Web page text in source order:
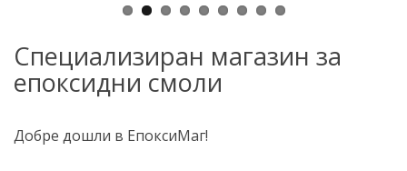
Специализиран магазин за
епоксидни смоли
Добре дошли в ЕпоксиМаг!